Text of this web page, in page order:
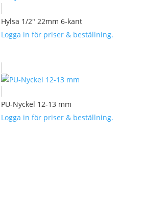
Hylsa 1/2″ 22mm 6-kant
Logga in för priser & beställning.
PU-Nyckel 12-13 mm
Logga in för priser & beställning.